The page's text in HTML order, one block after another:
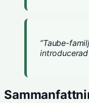
”Taube-